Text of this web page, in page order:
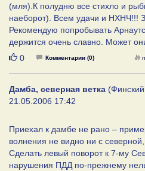
(мля).К полудню все стихло и
наеборот). Всем удачи и НХНЧ!!!
Рекомендую попробывать
держится очень славно. Может
Нравится
0 Комментарии (0)
Дамба, северная ветка
21.05.2006 17:42
Приехал к дамбе не рано –
волнения не видно ни с
Сделать левый поворот к 7-му
нарушения ПДД по-прежнему